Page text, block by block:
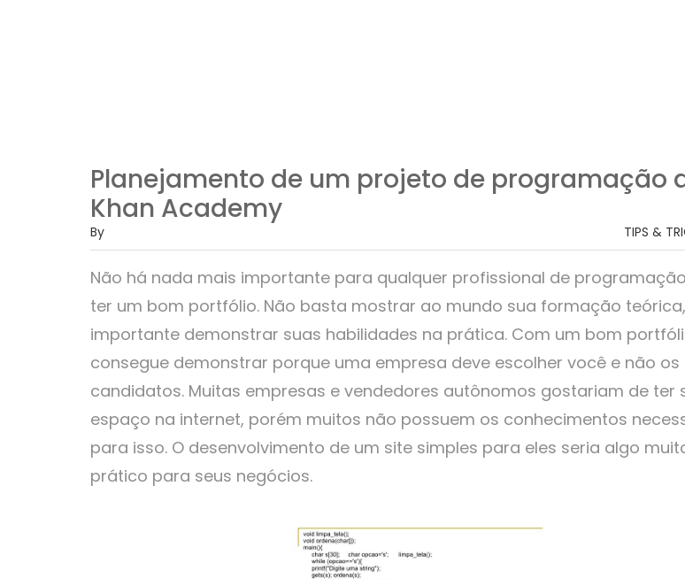
Planejamento de um projeto de programação
Khan Academy
By TIPS &
Não há nada mais importante para qualquer profissional de
ter um bom portfólio. Não basta mostrar ao mundo sua formação
importante demonstrar suas habilidades na prática. Com um bom
consegue demonstrar porque uma empresa deve escolher você e não os
candidatos. Muitas empresas e vendedores autônomos gostariam de ter
espaço na internet, porém muitos não possuem os conhecimentos
para isso. O desenvolvimento de um site simples para eles seria algo
prático para seus negócios.